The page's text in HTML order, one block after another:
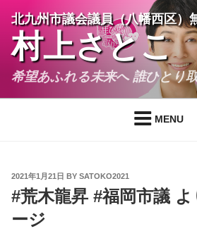
content
北九州市議会議員（八幡西区）
村上さとこ
希望あふれる未来へ 誰ひとり
MENU
POSTED
ON
2021年1月21日 BY SATOKO2021
#荒木龍昇 #福岡市議
ージ